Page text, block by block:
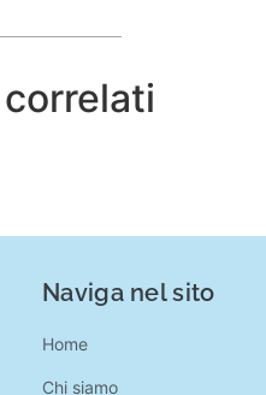
Naviga nel sito
Home
Chi siamo